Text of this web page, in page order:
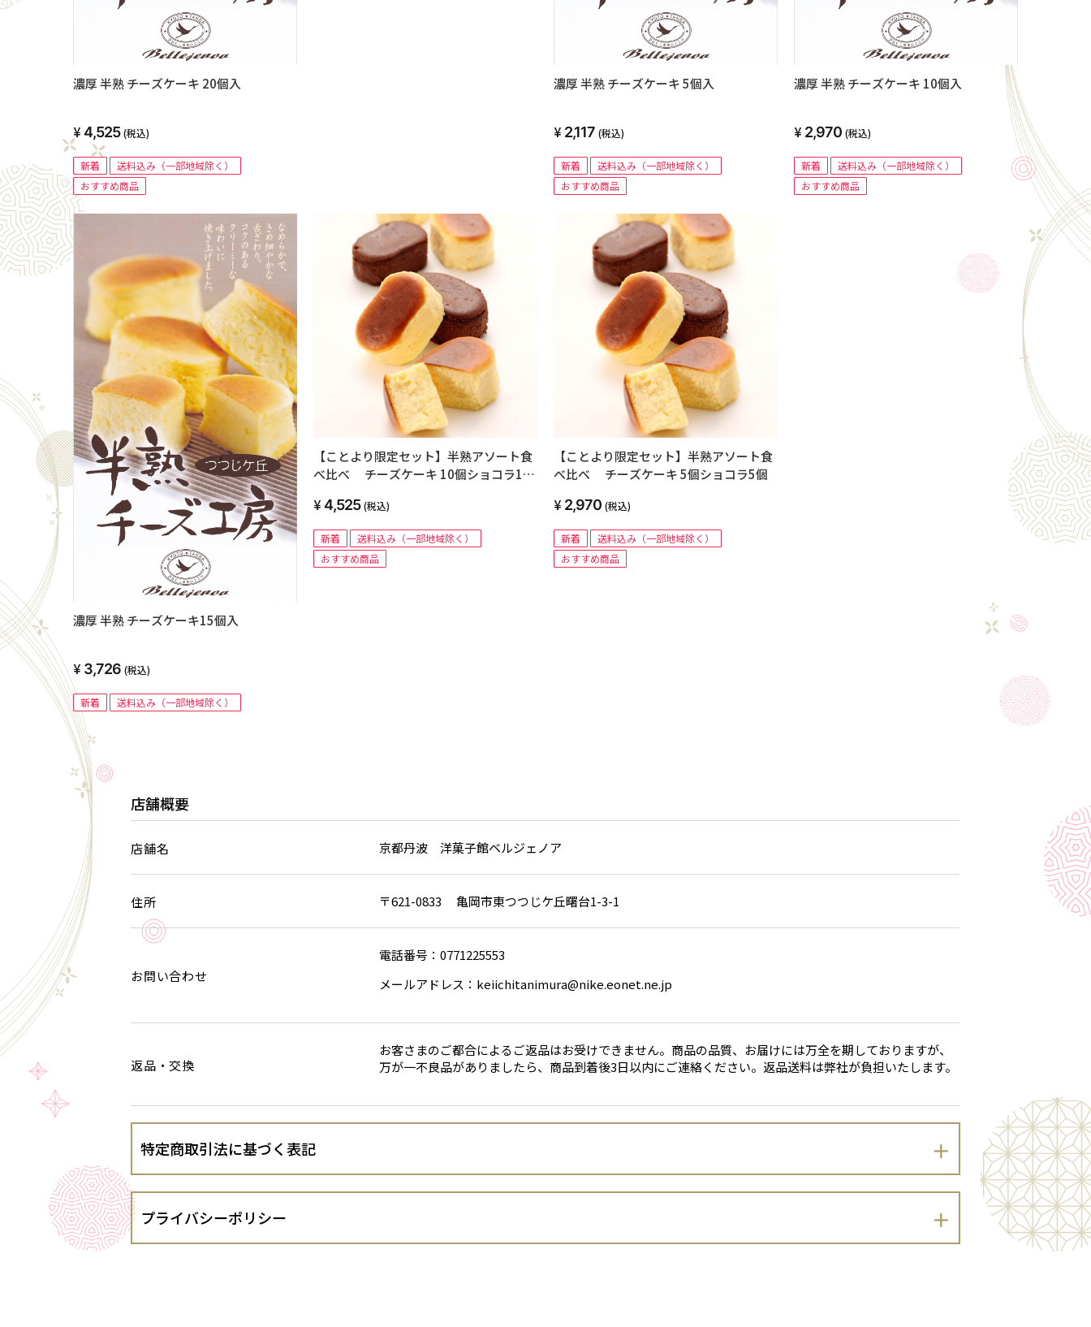
濃厚 半熟 チーズケーキ 20個入
4,525 (税込)
新着
送料込み（一部地域除く）
おすすめ商品
濃厚 半熟 チーズケーキ 5個入
2,117 (税込)
新着
送料込み（一部地域除く）
おすすめ商品
濃厚 半熟 チーズケーキ 10個入
2,970 (税込)
新着
送料込み（一部地域除く）
おすすめ商品
濃厚 半熟 チーズケーキ15個入
3,726 (税込)
新着 送料込み（一部地域除く）
【ことより限定セット】半熟アソート食
べ比べ チーズケーキ 10個ショコラ10
4,525 (税込)
新着
送料込み（一部地域除く）
おすすめ商品
【ことより限定セット】半熟アソート食
べ比べ チーズケーキ 5個ショコラ5個
2,970 (税込)
新着
送料込み（一部地域除く）
おすすめ商品
店舗概要
店舗名 京都丹波 洋菓子館ベルジェノア
住所 〒621-0833 亀岡市東つつじケ丘曙台1-3-1
お問い合わせ
電話番号：0771225553
メールアドレス：keiichitanimura@nike.eonet.ne.jp
返品・交換
お客さまのご都合によるご返品はお受けできません。商品の品質、お届けには万全を期しておりますが、
万が一不良品がありましたら、商品到着後3日以内にご連絡ください。返品送料は弊社が負担いたします。
特定商取引法に基づく表記
プライバシーポリシー